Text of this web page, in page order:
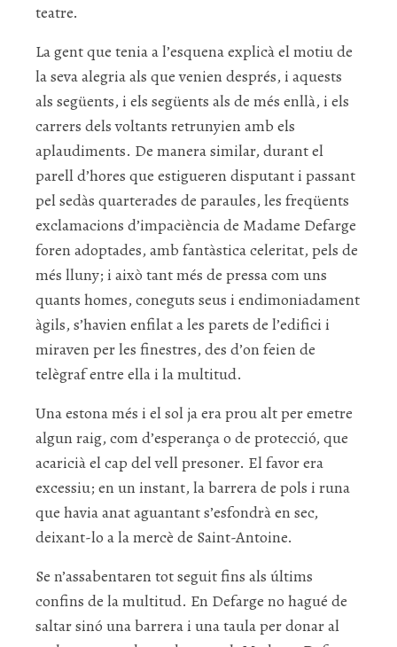
teatre.
La gent que tenia a l’esquena explicà el motiu de
la seva alegria als que venien després, i aquests
als següents, i els següents als de més enllà, i els
carrers dels voltants retrunyien amb els
aplaudiments. De manera similar, durant el
parell d’hores que estigueren disputant i passant
pel sedàs quarterades de paraules, les freqüents
exclamacions d’impaciència de Madame Defarge
foren adoptades, amb fantàstica celeritat, pels de
més lluny; i això tant més de pressa com uns
quants homes, coneguts seus i endimoniadament
àgils, s’havien enfilat a les parets de l’edifici i
miraven per les finestres, des d’on feien de
telègraf entre ella i la multitud.
Una estona més i el sol ja era prou alt per emetre
algun raig, com d’esperança o de protecció, que
acaricià el cap del vell presoner. El favor era
excessiu; en un instant, la barrera de pols i runa
que havia anat aguantant s’esfondrà en sec,
deixant-lo a la mercè de Saint-Antoine.
Se n’assabentaren tot seguit fins als últims
confins de la multitud. En Defarge no hagué de
saltar sinó una barrera i una taula per donar al